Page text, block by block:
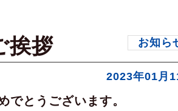
挨拶 お知ら
2023年01月
でとうございます。